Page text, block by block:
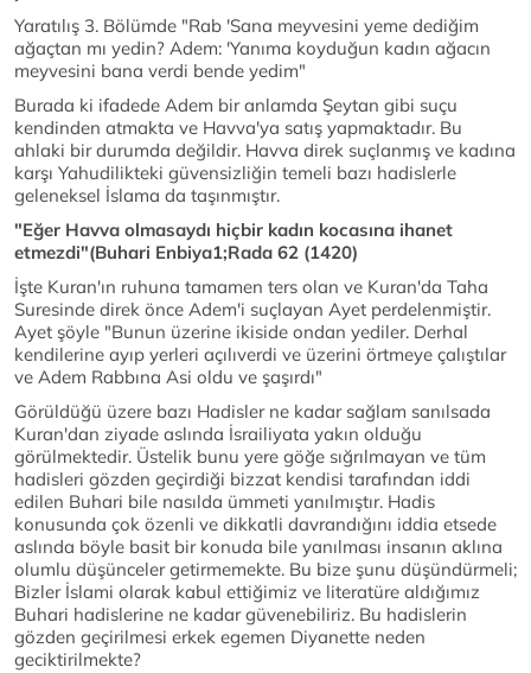
Yaratılış 3. Bölümde "Rab 'Sana meyvesini yeme dediğim
ağaçtan mı yedin? Adem: 'Yanıma koyduğun kadın ağacın
meyvesini bana verdi bende yedim"
Burada ki ifadede Adem bir anlamda Şeytan gibi suçu
kendinden atmakta ve Havva'ya satış yapmaktadır. Bu
ahlaki bir durumda değildir. Havva direk suçlanmış ve kadına
karşı Yahudilikteki güvensizliğin temeli bazı hadislerle
geleneksel İslama da taşınmıştır.
"Eğer Havva olmasaydı hiçbir kadın kocasına ihanet
etmezdi"(Buhari Enbiya1;Rada 62 (1420)
İşte Kuran'ın ruhuna tamamen ters olan ve Kuran'da Taha
Suresinde direk önce Adem'i suçlayan Ayet perdelenmiştir.
Ayet şöyle "Bunun üzerine ikiside ondan yediler. Derhal
kendilerine ayıp yerleri açılıverdi ve üzerini örtmeye çalıştılar
ve Adem Rabbına Asi oldu ve şaşırdı"
Görüldüğü üzere bazı Hadisler ne kadar sağlam sanılsada
Kuran'dan ziyade aslında İsrailiyata yakın olduğu
görülmektedir. Üstelik bunu yere göğe sığrılmayan ve tüm
hadisleri gözden geçirdiği bizzat kendisi tarafından iddi
edilen Buhari bile nasılda ümmeti yanılmıştır. Hadis
konusunda çok özenli ve dikkatli davrandığını iddia etsede
aslında böyle basit bir konuda bile yanılması insanın aklına
olumlu düşünceler getirmemekte. Bu bize şunu düşündürmeli;
Bizler İslami olarak kabul ettiğimiz ve literatüre aldığımız
Buhari hadislerine ne kadar güvenebiliriz. Bu hadislerin
gözden geçirilmesi erkek egemen Diyanette neden
geciktirilmekte?